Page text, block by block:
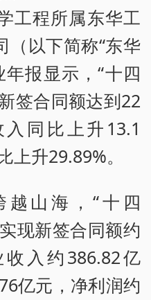
工程所属东华工
（以下简称“东华
报显示，“十四
签合同额达到22
同比上升13.1
上升29.89%。
山海，“十四
现新签合同额约
入约386.82亿
亿元，净利润约